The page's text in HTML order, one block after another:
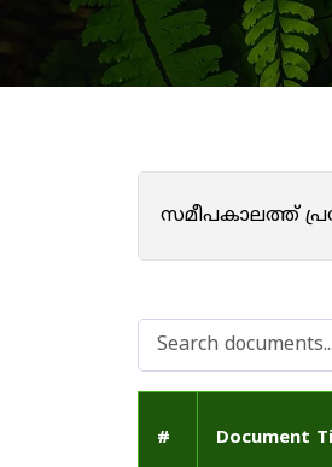
സമീപകാലത്ത്
# Document